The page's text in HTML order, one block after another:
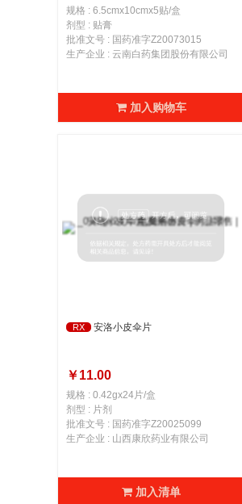
规格 : 6.5cmx10cmx5贴/盒
剂型 : 贴膏
批准文号 : 国药准字Z20073015
生产企业 : 云南白药集团股份有限公司
加入购物车
RX 安洛小皮伞片
￥11.00
规格 : 0.42gx24片/盒
剂型 : 片剂
批准文号 : 国药准字Z20025099
生产企业 : 山西康欣药业有限公司
加入清单